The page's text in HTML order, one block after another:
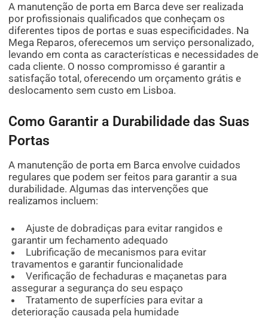
A manutenção de porta em Barca deve ser realizada
por profissionais qualificados que conheçam os
diferentes tipos de portas e suas especificidades. Na
Mega Reparos, oferecemos um serviço personalizado,
levando em conta as características e necessidades de
cada cliente. O nosso compromisso é garantir a
satisfação total, oferecendo um orçamento grátis e
deslocamento sem custo em Lisboa.
Como Garantir a Durabilidade das Suas
Portas
A manutenção de porta em Barca envolve cuidados
regulares que podem ser feitos para garantir a sua
durabilidade. Algumas das intervenções que
realizamos incluem:
Ajuste de dobradiças para evitar rangidos e
garantir um fechamento adequado
Lubrificação de mecanismos para evitar
travamentos e garantir funcionalidade
Verificação de fechaduras e maçanetas para
assegurar a segurança do seu espaço
Tratamento de superfícies para evitar a
deterioração causada pela humidade